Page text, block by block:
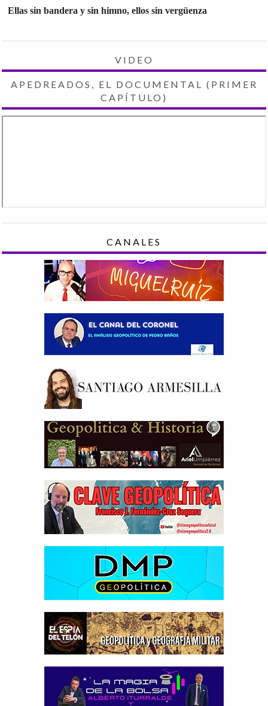
Ellas sin bandera y sin himno, ellos sin vergüenza
VIDEO
APEDREADOS, EL DOCUMENTAL (PRIMER
CAPÍTULO)
CANALES